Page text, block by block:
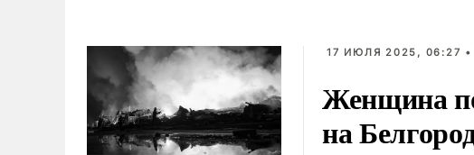
17 ИЮЛЯ 2025, 06:27 •
Женщина
на